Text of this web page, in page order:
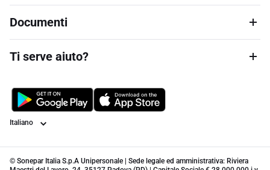
Documenti
Ti serve aiuto?
Lingua
© Sonepar Italia S.p.A Unipersonale | Sede legale ed amministrativa: Riviera